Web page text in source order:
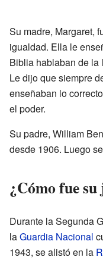
Su madre, Margaret,
igualdad. Ella le
Biblia hablaban de la
Le dijo que siempre
enseñaban lo
el poder.
Su padre, William
desde 1906. Luego
¿Cómo fue
Durante la Segunda
laGuardia Nacional
1943, se alistó en la